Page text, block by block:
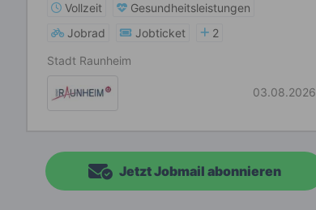
Kooperative Bildungsförderung
Vollzeit
Gesundheitsleistungen
Jobrad
Jobticket
2
Stadt Raunheim
03.08.2026
Jetzt Jobmail abonnieren